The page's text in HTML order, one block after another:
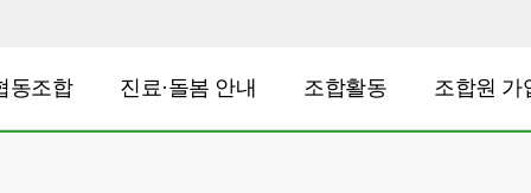
동조합 진료·돌봄 안내 조합활동 조합원 가